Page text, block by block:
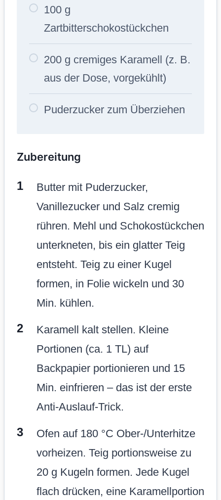
100 g
Zartbitterschokostückchen
200 g cremiges Karamell (z. B.
aus der Dose, vorgekühlt)
Puderzucker zum Überziehen
Zubereitung
Butter mit Puderzucker,
Vanillezucker und Salz cremig
rühren. Mehl und Schokostückchen
unterkneten, bis ein glatter Teig
entsteht. Teig zu einer Kugel
formen, in Folie wickeln und 30
Min. kühlen.
Karamell kalt stellen. Kleine
Portionen (ca. 1 TL) auf
Backpapier portionieren und 15
Min. einfrieren – das ist der erste
Anti-Auslauf-Trick.
Ofen auf 180 °C Ober-/Unterhitze
vorheizen. Teig portionsweise zu
20 g Kugeln formen. Jede Kugel
flach drücken, eine Karamellportion